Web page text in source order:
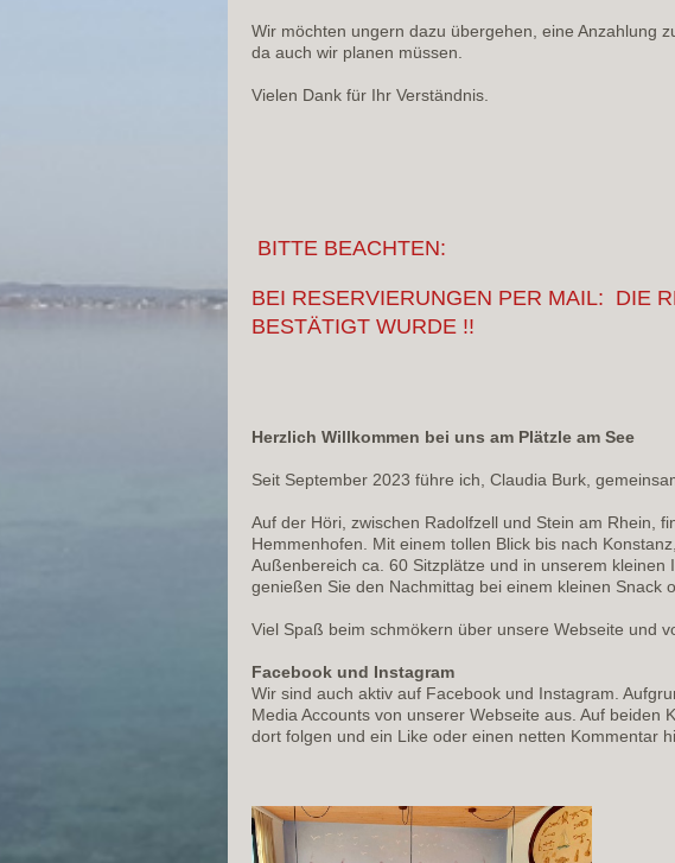
Wir möchten ungern dazu übergehen, eine Anzahlung
da auch wir planen müssen.
Vielen Dank für Ihr Verständnis.
BITTE BEACHTEN:
BEI RESERVIERUNGEN PER MAIL: DIE
BESTÄTIGT WURDE !!
Herzlich Willkommen bei uns am Plätzle am See
Seit September 2023 führe ich, Claudia Burk,
Auf der Höri, zwischen Radolfzell und Stein am Rhein,
Hemmenhofen. Mit einem tollen Blick bis nach
Außenbereich ca. 60 Sitzplätze und in unserem
genießen Sie den Nachmittag bei einem kleinen Snack
Viel Spaß beim schmökern über unsere Webseite und
Facebook und Instagram
Wir sind auch aktiv auf Facebook und Instagram.
Media Accounts von unserer Webseite aus. Auf
dort folgen und ein Like oder einen netten Kommentar